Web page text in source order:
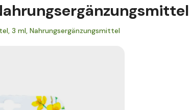
3 ml, Nahrungsergänzungsmittel